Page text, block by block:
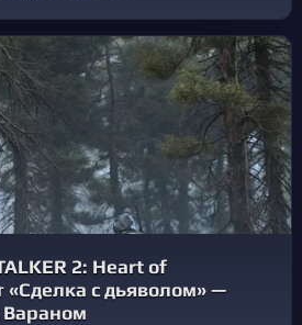
2: Heart of
«Сделка с дьяволом» —
Вараном